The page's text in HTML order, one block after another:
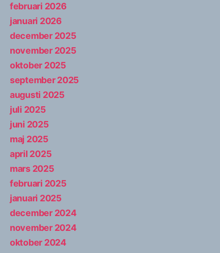
februari 2026
januari 2026
december 2025
november 2025
oktober 2025
september 2025
augusti 2025
juli 2025
juni 2025
maj 2025
april 2025
mars 2025
februari 2025
januari 2025
december 2024
november 2024
oktober 2024